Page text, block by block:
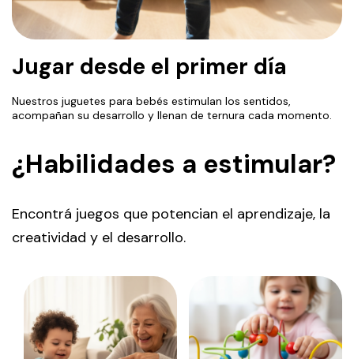
Jugar desde el primer día
Nuestros juguetes para bebés estimulan los sentidos,
acompañan su desarrollo y llenan de ternura cada momento.
¿Habilidades a estimular?
Encontrá juegos que potencian el aprendizaje, la
creatividad y el desarrollo.